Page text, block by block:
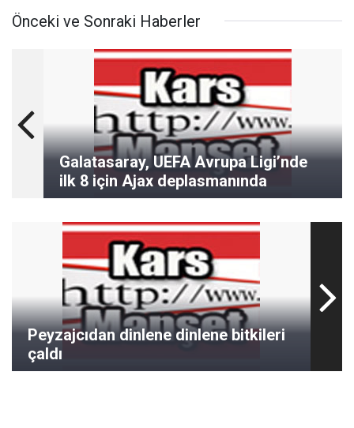
Önceki ve Sonraki Haberler
Galatasaray, UEFA Avrupa Ligi’nde
ilk 8 için Ajax deplasmanında
Peyzajcıdan dinlene dinlene bitkileri
çaldı